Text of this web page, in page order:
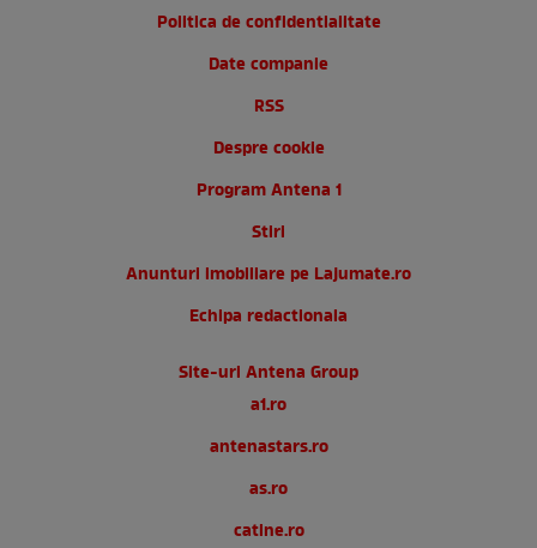
Politica de confidentialitate
Date companie
RSS
Despre cookie
Program Antena 1
Stiri
Anunturi imobiliare pe Lajumate.ro
Echipa redactionala
Site-uri Antena Group
a1.ro
antenastars.ro
as.ro
catine.ro